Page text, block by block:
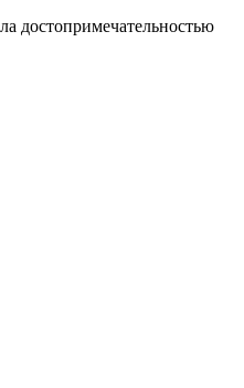
достопримечательностью